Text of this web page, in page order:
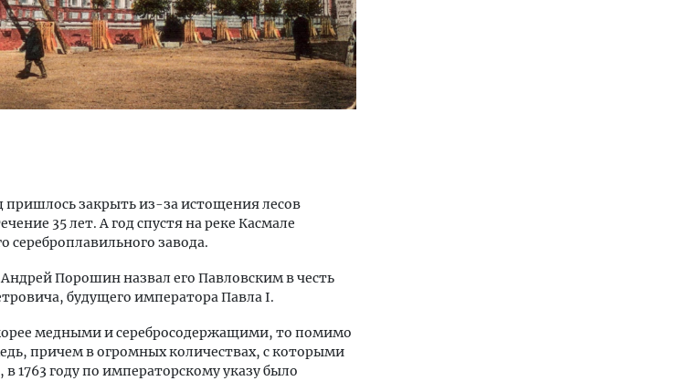
пришлось закрыть из-за истощения лесов
35 лет. А год спустя на реке Касмале
сереброплавильного завода.
Порошин назвал его Павловским в честь
будущего императора Павла I.
медными и серебросодержащими, то помимо
причем в огромных количествах, с которыми
1763 году по императорскому указу было